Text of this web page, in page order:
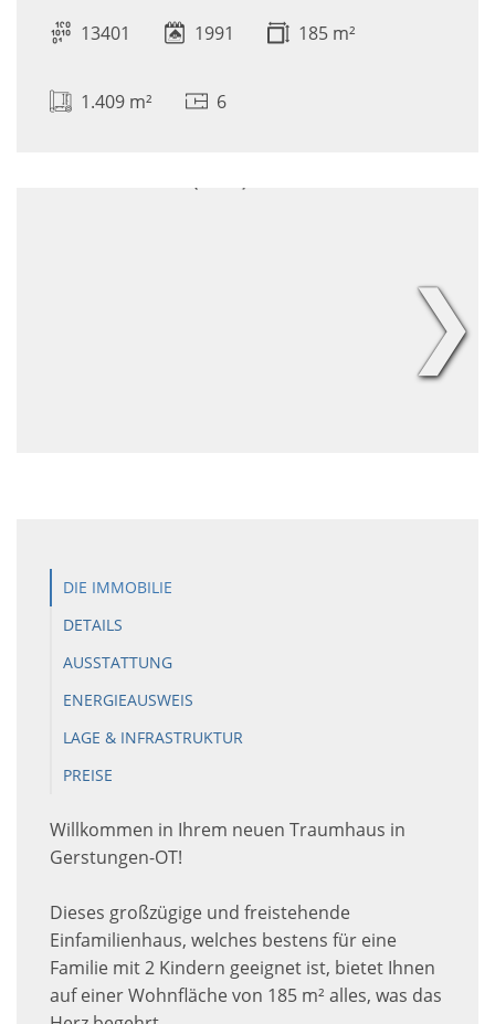
13401 1991 185 m²
1.409 m² 6
❯
DIE IMMOBILIE
DETAILS
AUSSTATTUNG
ENERGIEAUSWEIS
LAGE & INFRASTRUKTUR
PREISE
Willkommen in Ihrem neuen Traumhaus in
Gerstungen-OT!
Dieses großzügige und freistehende
Einfamilienhaus, welches bestens für eine
Familie mit 2 Kindern geeignet ist, bietet Ihnen
auf einer Wohnfläche von 185 m² alles, was das